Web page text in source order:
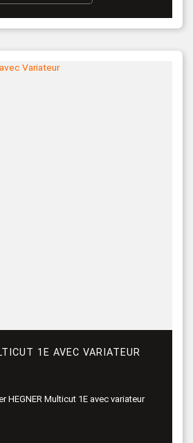
1E AVEC VARIATEUR
HEGNER Multicut 1E avec variateur